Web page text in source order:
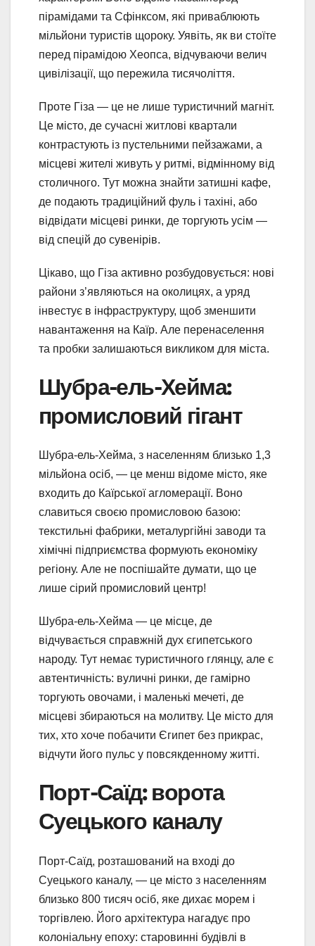
пірамідами та Сфінксом, які приваблюють
мільйони туристів щороку. Уявіть, як ви стоїте
перед пірамідою Хеопса, відчуваючи велич
цивілізації, що пережила тисячоліття.
Проте Гіза — це не лише туристичний магніт.
Це місто, де сучасні житлові квартали
контрастують із пустельними пейзажами, а
місцеві жителі живуть у ритмі, відмінному від
столичного. Тут можна знайти затишні кафе,
де подають традиційний фуль і тахіні, або
відвідати місцеві ринки, де торгують усім —
від спецій до сувенірів.
Цікаво, що Гіза активно розбудовується: нові
райони з’являються на околицях, а уряд
інвестує в інфраструктуру, щоб зменшити
навантаження на Каїр. Але перенаселення
та пробки залишаються викликом для міста.
Шубра-ель-Хейма:
промисловий гігант
Шубра-ель-Хейма, з населенням близько 1,3
мільйона осіб, — це менш відоме місто, яке
входить до Каїрської агломерації. Воно
славиться своєю промисловою базою:
текстильні фабрики, металургійні заводи та
хімічні підприємства формують економіку
регіону. Але не поспішайте думати, що це
лише сірий промисловий центр!
Шубра-ель-Хейма — це місце, де
відчувається справжній дух єгипетського
народу. Тут немає туристичного глянцу, але є
автентичність: вуличні ринки, де гамірно
торгують овочами, і маленькі мечеті, де
місцеві збираються на молитву. Це місто для
тих, хто хоче побачити Єгипет без прикрас,
відчути його пульс у повсякденному житті.
Порт-Саїд: ворота
Суецького каналу
Порт-Саїд, розташований на вході до
Суецького каналу, — це місто з населенням
близько 800 тисяч осіб, яке дихає морем і
торгівлею. Його архітектура нагадує про
колоніальну епоху: старовинні будівлі в